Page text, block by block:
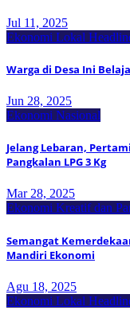
Jul 11, 2025
Ekonomi Lokal
Warga di Desa Ini
Jun 28, 2025
Ekonomi Nasional
Jelang Lebaran,
Pangkalan LPG 3 Kg
Mar 28, 2025
Ekonomi Kreatif dan
Semangat
Mandiri Ekonomi
Agu 18, 2025
Ekonomi Lokal